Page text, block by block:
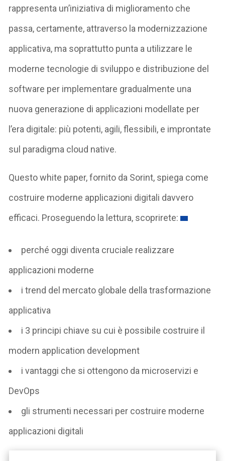
rappresenta un’iniziativa di miglioramento che
passa, certamente, attraverso la modernizzazione
applicativa, ma soprattutto punta a utilizzare le
moderne tecnologie di sviluppo e distribuzione del
software per implementare gradualmente una
nuova generazione di applicazioni modellate per
l’era digitale: più potenti, agili, flessibili, e improntate
sul paradigma cloud native.
Questo white paper, fornito da Sorint, spiega come
costruire moderne applicazioni digitali davvero
efficaci. Proseguendo la lettura, scoprirete:
perché oggi diventa cruciale realizzare
applicazioni moderne
i trend del mercato globale della trasformazione
applicativa
i 3 principi chiave su cui è possibile costruire il
modern application development
i vantaggi che si ottengono da microservizi e
DevOps
gli strumenti necessari per costruire moderne
applicazioni digitali